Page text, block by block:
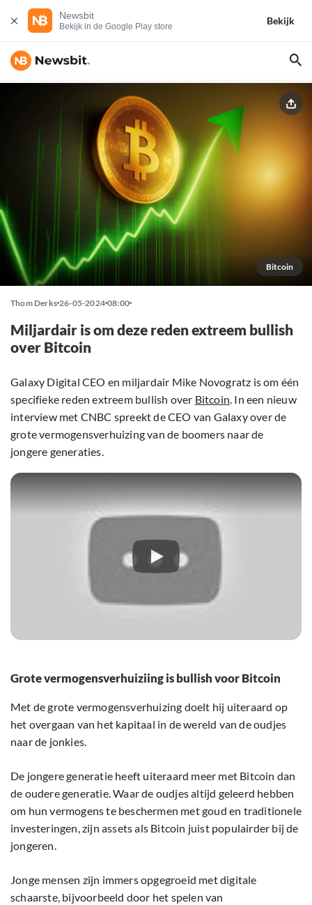
Newsbit
Bekijk in de Google Play store
Bekijk
Bitcoin
Thom Derks 26-05-2024 08:00
Miljardair is om deze reden extreem bullish
over Bitcoin
Galaxy Digital CEO en miljardair Mike Novogratz is om één
specifieke reden extreem bullish over Bitcoin. In een nieuw
interview met CNBC spreekt de CEO van Galaxy over de
grote vermogensverhuizing van de boomers naar de
jongere generaties.
Grote vermogensverhuiziing is bullish voor Bitcoin
Met de grote vermogensverhuizing doelt hij uiteraard op
het overgaan van het kapitaal in de wereld van de oudjes
naar de jonkies.
De jongere generatie heeft uiteraard meer met Bitcoin dan
de oudere generatie. Waar de oudjes altijd geleerd hebben
om hun vermogens te beschermen met goud en traditionele
investeringen, zijn assets als Bitcoin juist populairder bij de
jongeren.
Jonge mensen zijn immers opgegroeid met digitale
schaarste, bijvoorbeeld door het spelen van